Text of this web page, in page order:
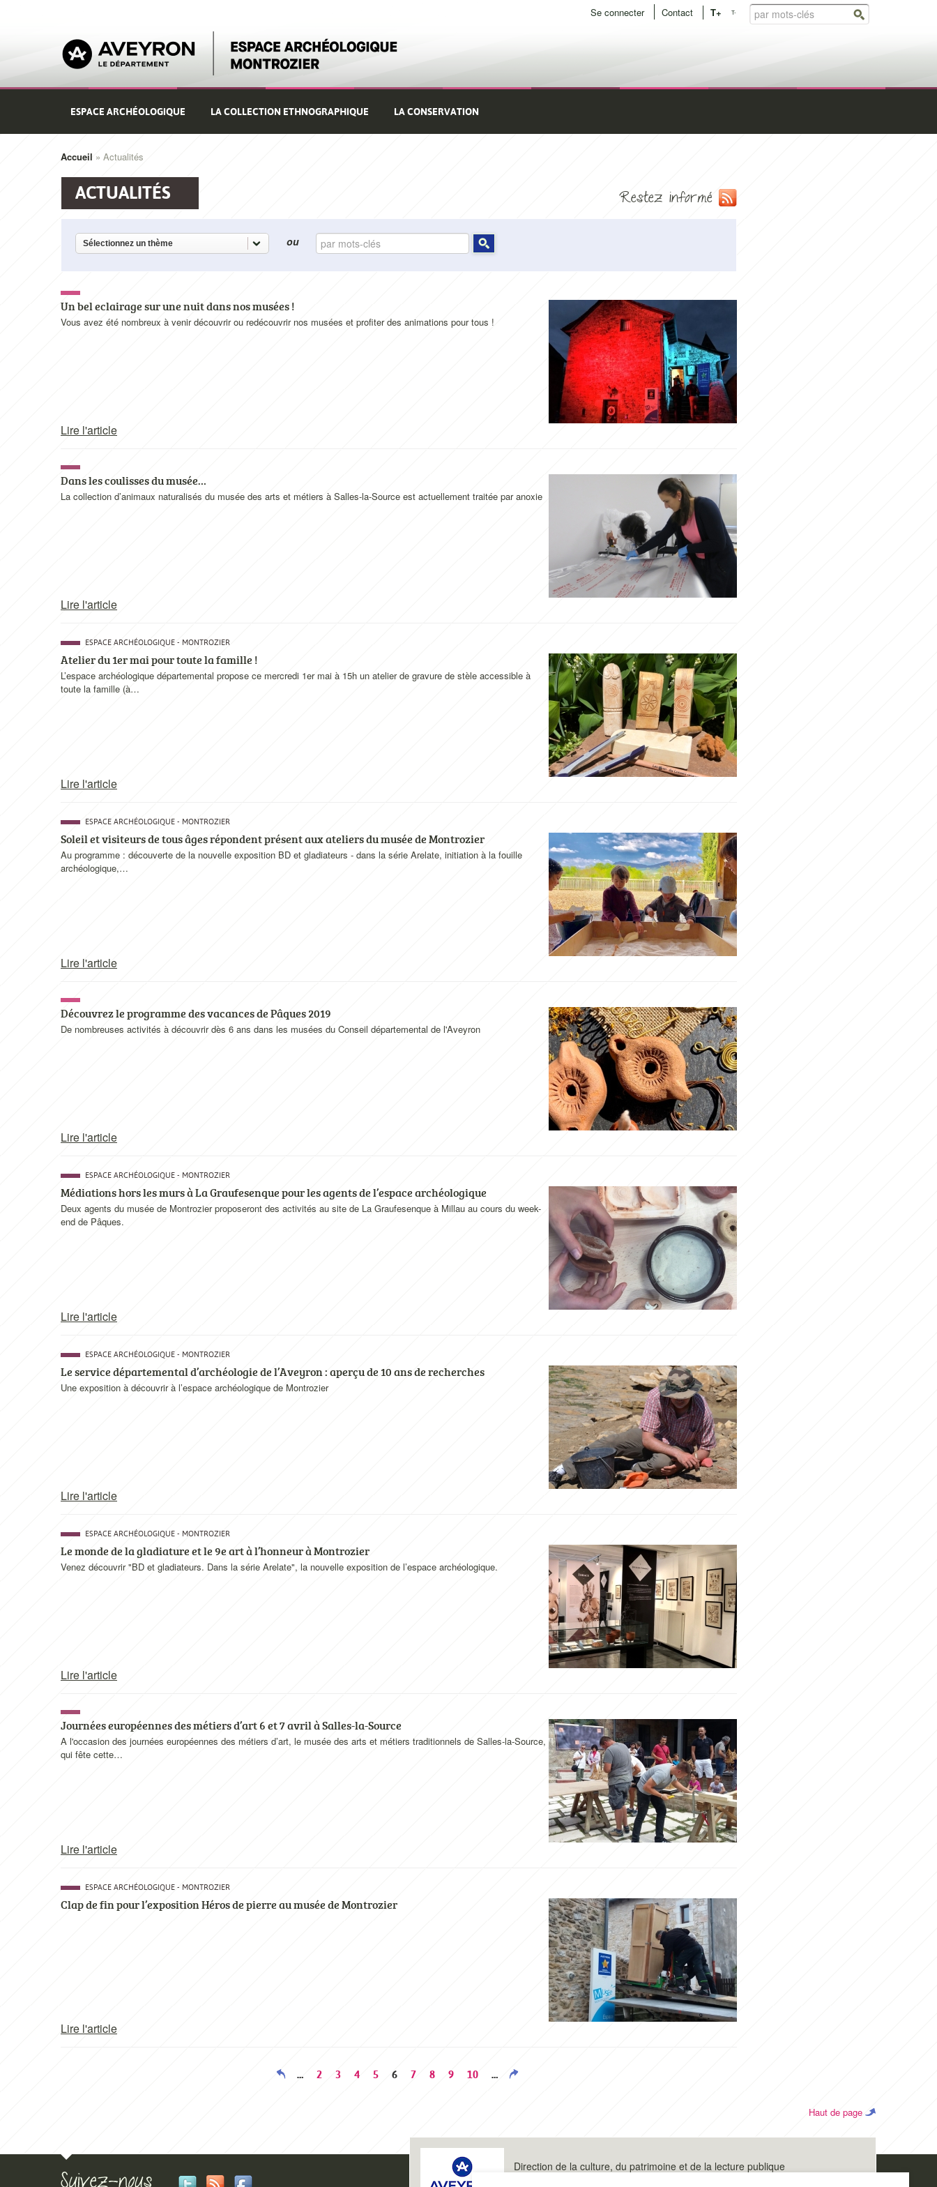
User
menu
Se connecter Contact T+ T- Rechercher
Navigation
principale
ESPACE ARCHÉOLOGIQUE LA COLLECTION ETHNOGRAPHIQUE LA CONSERVATION
Fil
d'Ariane
Accueil Actualités
ACTUALITÉS Restez informé
Sélectionnez un thème
Un bel eclairage sur une nuit dans nos musées !
Vous avez été nombreux à venir découvrir ou redécouvrir nos musées et profiter des animations pour tous !
Lire l'article
Dans les coulisses du musée…
La collection d’animaux naturalisés du musée des arts et métiers à Salles-la-Source est actuellement traitée par anoxie
Lire l'article
ESPACE ARCHÉOLOGIQUE - MONTROZIER
Atelier du 1er mai pour toute la famille !
L’espace archéologique départemental propose ce mercredi 1er mai à 15h un atelier de gravure de stèle accessible à
toute la famille (à…
Lire l'article
ESPACE ARCHÉOLOGIQUE - MONTROZIER
Soleil et visiteurs de tous âges répondent présent aux ateliers du musée de Montrozier
Au programme : découverte de la nouvelle exposition BD et gladiateurs - dans la série Arelate, initiation à la fouille
archéologique,…
Lire l'article
Découvrez le programme des vacances de Pâques 2019
De nombreuses activités à découvrir dès 6 ans dans les musées du Conseil départemental de l'Aveyron
Lire l'article
ESPACE ARCHÉOLOGIQUE - MONTROZIER
Médiations hors les murs à La Graufesenque pour les agents de l’espace archéologique
Deux agents du musée de Montrozier proposeront des activités au site de La Graufesenque à Millau au cours du week-
end de Pâques.
Lire l'article
ESPACE ARCHÉOLOGIQUE - MONTROZIER
Le service départemental d’archéologie de l’Aveyron : aperçu de 10 ans de recherches
Une exposition à découvrir à l’espace archéologique de Montrozier
Lire l'article
ESPACE ARCHÉOLOGIQUE - MONTROZIER
Le monde de la gladiature et le 9e art à l’honneur à Montrozier
Venez découvrir "BD et gladiateurs. Dans la série Arelate", la nouvelle exposition de l’espace archéologique.
Lire l'article
Journées européennes des métiers d’art 6 et 7 avril à Salles-la-Source
A l'occasion des journées européennes des métiers d’art, le musée des arts et métiers traditionnels de Salles-la-Source,
qui fête cette…
Lire l'article
ESPACE ARCHÉOLOGIQUE - MONTROZIER
Clap de fin pour l’exposition Héros de pierre au musée de Montrozier
Lire l'article
… Page
2 Page
3 Page
4 Page
5
Page
6 Page
7 Page
8 Page
9 Page
10 …
Haut de page
Direction de la culture, du patrimoine et de la lecture publique